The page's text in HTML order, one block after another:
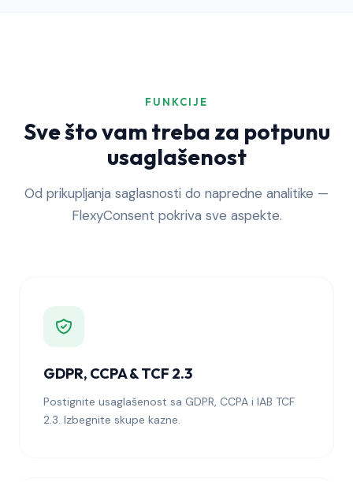
FUNKCIJE
Sve što vam treba za potpunu
usaglašenost
Od prikupljanja saglasnosti do napredne analitike —
FlexyConsent pokriva sve aspekte.
GDPR, CCPA & TCF 2.3
Postignite usaglašenost sa GDPR, CCPA i IAB TCF
2.3. Izbegnite skupe kazne.